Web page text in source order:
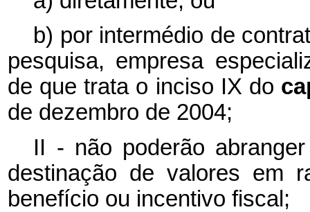
b) por intermédio de
pesquisa, empresa
de que trata o inciso IX do
de dezembro de 2004;
II - não poderão
destinação de valores em
benefício ou incentivo fiscal;